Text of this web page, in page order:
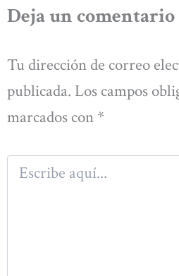
Deja un comentario
Tu dirección de correo
publicada. Los campos
marcados con *
Escribe
aquí...